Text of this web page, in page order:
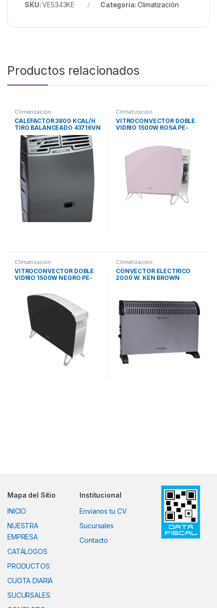
SKU:VE5343KE Categoría:Climatización
Productos relacionados
Climatización
CALEFACTOR 3800 KCAL/H
TIRO BALANCEADO 43716VN
VOLCAN
Climatización
VITROCONVECTOR DOBLE
VIDRIO 1500W ROSA PE-
Climatización
VITROCONVECTOR DOBLE
VIDRIO 1500W NEGRO PE-
Climatización
CONVECTOR ELECTRICO
2000 W. KEN BROWN
Mapa del Sitio
INICIO
NUESTRA
EMPRESA
CATÁLOGOS
PRODUCTOS
CUOTA DIARIA
SUCURSALES
Institucional
Envianos tu CV
Sucursales
Contacto